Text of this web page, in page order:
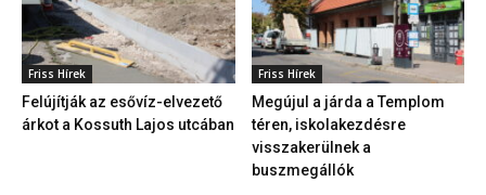
Friss Hírek
Felújítják az esővíz-elvezető
árkot a Kossuth Lajos utcában
Friss Hírek
Megújul a járda a Templom
téren, iskolakezdésre
visszakerülnek a
buszmegállók